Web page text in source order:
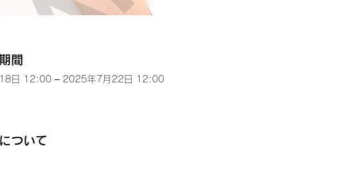
間
日 12:00 – 2025年7月22日 12:00
ついて